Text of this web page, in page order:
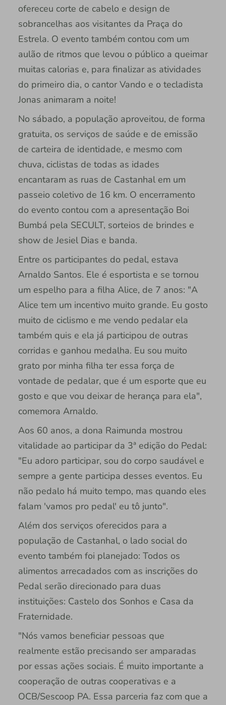
ofereceu corte de cabelo e design de
sobrancelhas aos visitantes da Praça do
Estrela. O evento também contou com um
aulão de ritmos que levou o público a queimar
muitas calorias e, para finalizar as atividades
do primeiro dia, o cantor Vando e o tecladista
Jonas animaram a noite!
No sábado, a população aproveitou, de forma
gratuita, os serviços de saúde e de emissão
de carteira de identidade, e mesmo com
chuva, ciclistas de todas as idades
encantaram as ruas de Castanhal em um
passeio coletivo de 16 km. O encerramento
do evento contou com a apresentação Boi
Bumbá pela SECULT, sorteios de brindes e
show de Jesiel Dias e banda.
Entre os participantes do pedal, estava
Arnaldo Santos. Ele é esportista e se tornou
um espelho para a filha Alice, de 7 anos: "A
Alice tem um incentivo muito grande. Eu gosto
muito de ciclismo e me vendo pedalar ela
também quis e ela já participou de outras
corridas e ganhou medalha. Eu sou muito
grato por minha filha ter essa força de
vontade de pedalar, que é um esporte que eu
gosto e que vou deixar de herança para ela",
comemora Arnaldo.
Aos 60 anos, a dona Raimunda mostrou
vitalidade ao participar da 3ª edição do Pedal:
"Eu adoro participar, sou do corpo saudável e
sempre a gente participa desses eventos. Eu
não pedalo há muito tempo, mas quando eles
falam 'vamos pro pedal' eu tô junto".
Além dos serviços oferecidos para a
população de Castanhal, o lado social do
evento também foi planejado: Todos os
alimentos arrecadados com as inscrições do
Pedal serão direcionado para duas
instituições: Castelo dos Sonhos e Casa da
Fraternidade.
"Nós vamos beneficiar pessoas que
realmente estão precisando ser amparadas
por essas ações sociais. É muito importante a
cooperação de outras cooperativas e a
OCB/Sescoop PA. Essa parceria faz com que a